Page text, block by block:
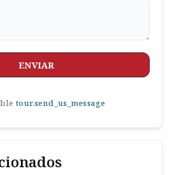
ENVIAR
tour.send_us_message